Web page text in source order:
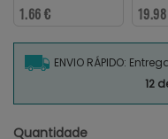
1.66 €
ENVIO RÁPIDO:
12
Quantidade